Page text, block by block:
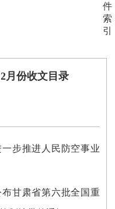
件
索
引
月份收文目录
步推进人民防空事业
甘肃省第六批全国重